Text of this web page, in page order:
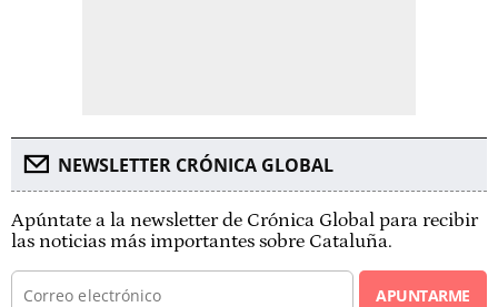
NEWSLETTER CRÓNICA GLOBAL
Apúntate a la newsletter de Crónica Global para recibir
las noticias más importantes sobre Cataluña.
APUNTARME